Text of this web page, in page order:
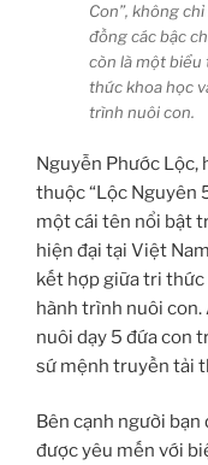
Con”, không
đồng các bậc
còn là một biểu
thức khoa học
trình nuôi con.
Nguyễn Phước Lộc,
thuộc “Lộc Nguyên
một cái tên nổi bật
hiện đại tại Việt
kết hợp giữa tri
hành trình nuôi
nuôi dạy 5 đứa con
sứ mệnh truyền tải
Bên cạnh người
được yêu mến với